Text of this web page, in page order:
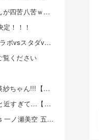
【思考力】小学生でも解ける問題に俺らおっさんが四苦八苦ｗｗｗｗその答えは？ｗ 他
！！！
【日向坂46】女性アイドル大決戦… 坂道vsカワラボvsスタダvsハロプロが確定 【18thシングル イチャイチャ虫】
覧ください
林瑠奈ちゃんの巧みな話術とそれを見抜く池田瑛紗ちゃん!!!【乃木坂46】
【櫻坂46】レミノスペシャルシート、メンバーと近すぎて…【全国ツアー2026】
池田瑛紗 乃木坂46 #冨里奈央 #菅原咲月 #shorts 一ノ瀬美空 五百城茉央 瀬戸口心月 奥の反応まとめ